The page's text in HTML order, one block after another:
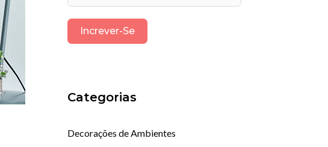
Increver-Se
Categorias
Decorações de Ambientes